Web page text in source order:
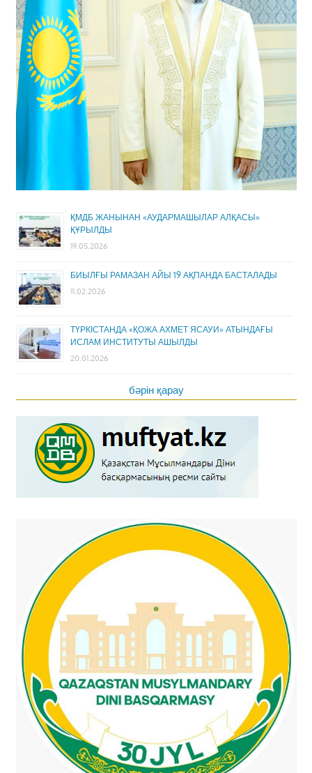
ҚМДБ ЖАНЫНАН «АУДАРМАШЫЛАР АЛҚАСЫ»
ҚҰРЫЛДЫ
19.05.2026
БИЫЛҒЫ РАМАЗАН АЙЫ 19 АҚПАНДА БАСТАЛАДЫ
11.02.2026
ТҮРКІСТАНДА «ҚОЖА АХМЕТ ЯСАУИ» АТЫНДАҒЫ
ИСЛАМ ИНСТИТУТЫ АШЫЛДЫ
20.01.2026
бәрін қарау